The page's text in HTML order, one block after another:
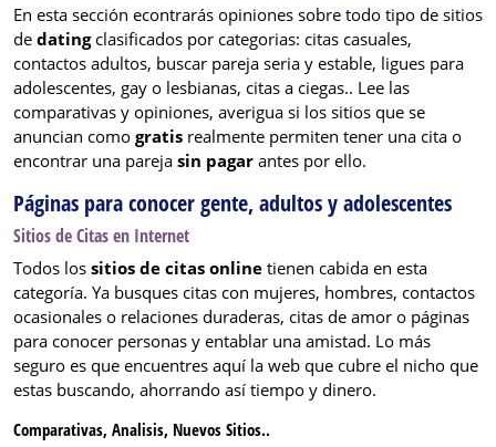
En esta sección econtrarás opiniones sobre todo tipo de sitios
de datingclasificados por categorias: citas casuales,
contactos adultos, buscar pareja seria y estable, ligues para
adolescentes, gay o lesbianas, citas a ciegas.. Lee las
comparativas y opiniones, averigua si los sitios que se
anuncian como gratis realmente permiten tener una cita o
encontrar una pareja sin pagar antes por ello.
Páginas para conocer gente, adultos y adolescentes
Sitios de Citas en Internet
Todos los sitios de citas online tienen cabida en esta
categoría. Ya busques citas con mujeres, hombres, contactos
ocasionales o relaciones duraderas, citas de amor o páginas
para conocer personas y entablar una amistad. Lo más
seguro es que encuentres aquí la web que cubre el nicho que
estas buscando, ahorrando así tiempo y dinero.
Comparativas, Analisis, Nuevos Sitios..